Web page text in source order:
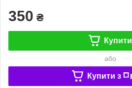
350 ₴
Купити
або
Купити з